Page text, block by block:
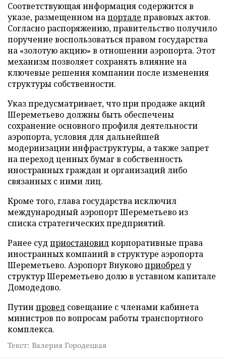
Соответствующая информация содержится в
указе, размещенном напортале правовых актов.
Согласно распоряжению, правительство получило
поручение воспользоваться правом государства
на «золотую акцию» в отношении аэропорта. Этот
механизм позволяет сохранять влияние на
ключевые решения компании после изменения
структуры собственности.
Указ предусматривает, что при продаже акций
Шереметьево должны быть обеспечены
сохранение основного профиля деятельности
аэропорта, условия для дальнейшей
модернизации инфраструктуры, а также запрет
на переход ценных бумаг в собственность
иностранных граждан и организаций либо
связанных с ними лиц.
Кроме того, глава государства исключил
международный аэропорт Шереметьево из
списка стратегических предприятий.
Ранее суд приостановилкорпоративные права
иностранных компаний в структуре аэропорта
Шереметьево. Аэропорт Внуковоприобрелу
структур Шереметьево долю в уставном капитале
Домодедово.
Путин провел совещание с членами кабинета
министров по вопросам работы транспортного
комплекса.
Текст: Валерия Городецкая